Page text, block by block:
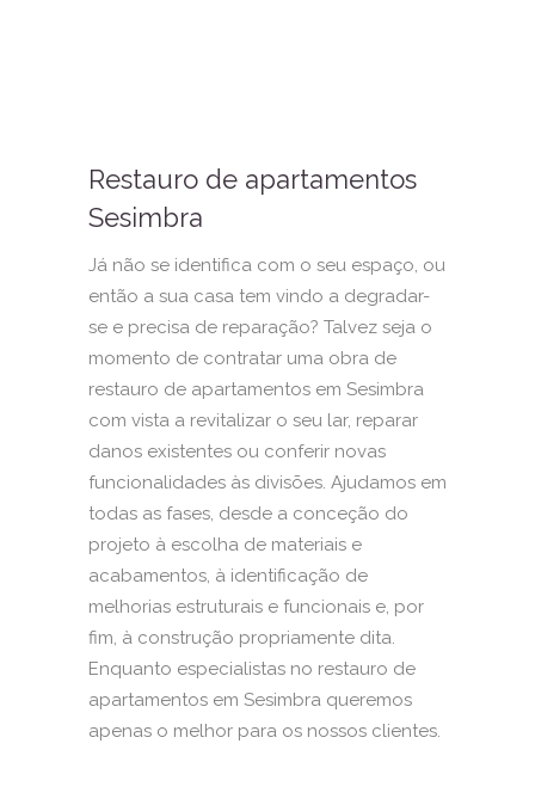
Restauro de apartamentos
Sesimbra
Já não se identifica com o seu espaço, ou
então a sua casa tem vindo a degradar-
se e precisa de reparação? Talvez seja o
momento de contratar uma obra de
restauro de apartamentos em Sesimbra
com vista a revitalizar o seu lar, reparar
danos existentes ou conferir novas
funcionalidades às divisões. Ajudamos em
todas as fases, desde a conceção do
projeto à escolha de materiais e
acabamentos, à identificação de
melhorias estruturais e funcionais e, por
fim, à construção propriamente dita.
Enquanto especialistas no restauro de
apartamentos em Sesimbra queremos
apenas o melhor para os nossos clientes.